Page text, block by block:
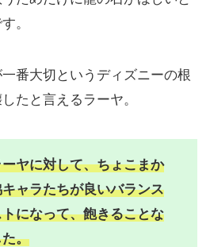
。
番大切というディズニーの根
たと言えるラーヤ。
ヤに対して、ちょこまか
ャラたちが良いバランス
になって、飽きることな
。